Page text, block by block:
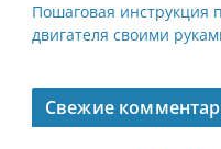
Пошаговая инструкция
двигателя своими
Свежие